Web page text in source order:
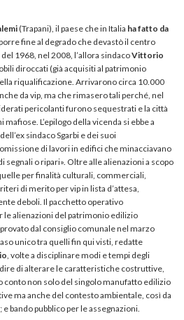
(Trapani), il paese che in Italia ha fatto da
fine al degrado che devastò il centro
1968, nel 2008, l’allora sindacoVittorio
diroccati (già acquisiti al patrimonio
riqualificazione. Arrivarono circa 10.000
da vip, ma che rimasero tali perché, nel
pericolanti furono sequestrati e la città
L’epilogo della vicenda si ebbe a
sindaco Sgarbi e dei suoi
di lavori in edifici che minacciavano
o ripari». Oltre alle alienazioni a scopo
per finalità culturali, commerciali,
di merito per vip in lista d’attesa,
deboli. Il pacchetto operativo
le alienazioni del patrimonio edilizio
dal consiglio comunale nel marzo
unico tra quelli fin qui visti, redatte
, volte a disciplinare modi e tempi degli
di alterare le caratteristiche costruttive,
conto non solo del singolo manufatto edilizio
ma anche del contesto ambientale, così da
bando pubblico per le assegnazioni.